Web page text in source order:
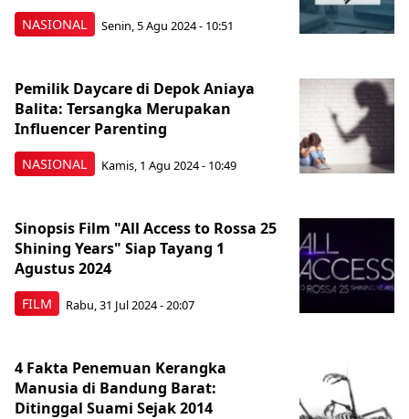
NASIONAL Senin, 5 Agu 2024 - 10:51
NASIONAL
Pemilik Daycare di Depok Aniaya
Balita: Tersangka Merupakan
Influencer Parenting
Kamis, 1 Agu 2024 - 10:49
FILM
Sinopsis Film "All Access to Rossa 25
Shining Years" Siap Tayang 1
Agustus 2024
Rabu, 31 Jul 2024 - 20:07
4 Fakta Penemuan Kerangka
Manusia di Bandung Barat:
Ditinggal Suami Sejak 2014